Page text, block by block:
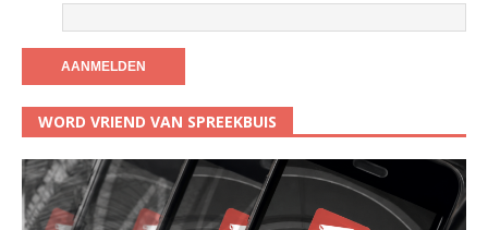
WORD VRIEND VAN SPREEKBUIS